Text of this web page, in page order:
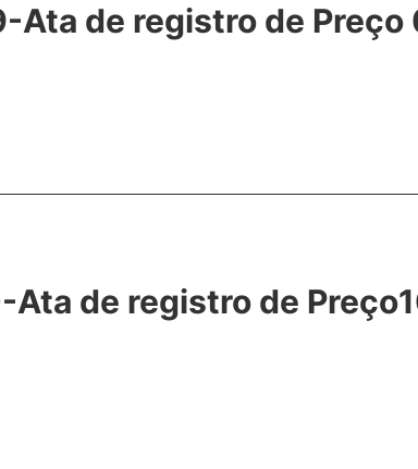
Ata de registro de Preço
Ata de registro de